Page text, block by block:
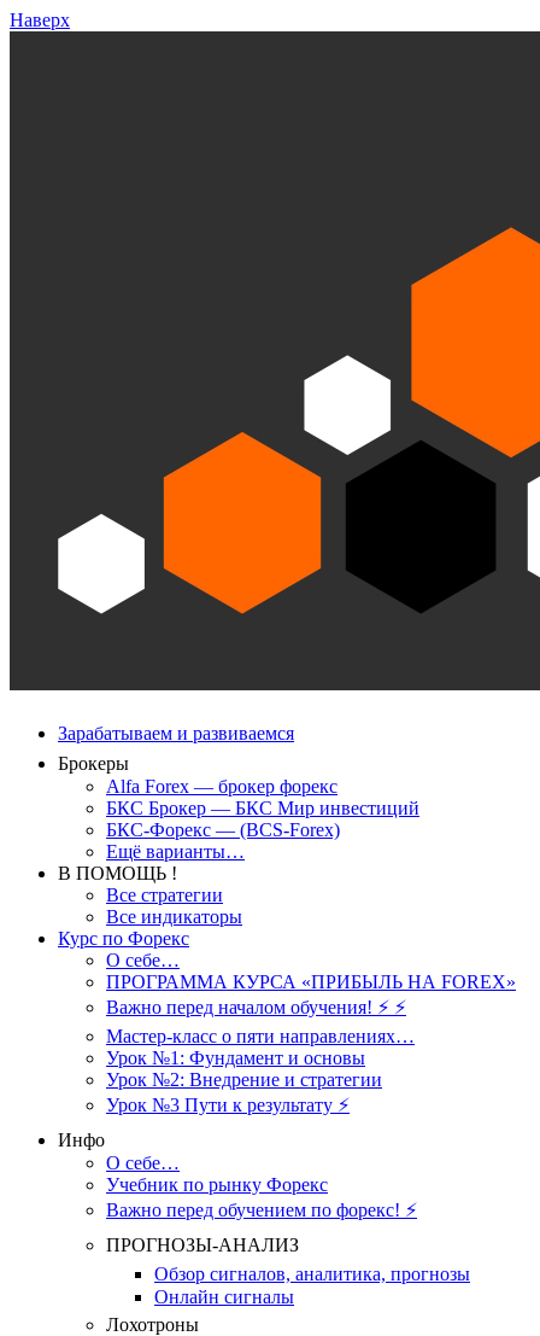
Наверх
Зарабатываем и развиваемся
Брокеры
Alfa Forex — брокер форекс
БКС Брокер — БКС Мир инвестиций
БКС-Форекс — (BCS-Forex)
Ещё варианты…
В ПОМОЩЬ !
Все стратегии
Все индикаторы
Курс по Форекс
О себе…
ПРОГРАММА КУРСА «ПРИБЫЛЬ НА FOREX»
Важно перед началом обучения! ⚡ ⚡
Мастер-класс о пяти направлениях…
Урок №1: Фундамент и основы
Урок №2: Внедрение и стратегии
Урок №3 Пути к результату ⚡️
Инфо
О себе…
Учебник по рынку Форекс
Важно перед обучением по форекс! ⚡
ПРОГНОЗЫ-АНАЛИЗ
Обзор сигналов, аналитика, прогнозы
Онлайн сигналы
Лохотроны